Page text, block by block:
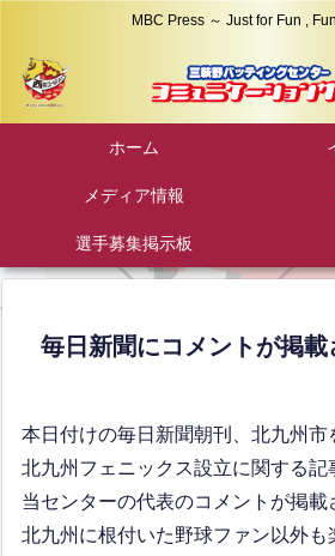
MBC Press ～ Just for Fun ,
ホーム
メディア情報
選手募集掲示板
毎日新聞にコメントが掲載
本日付けの毎日新聞朝刊、北九州市
北九州フェニックス設立に関する記
当センターの代表のコメントが掲載
北九州に根付いた野球ファン以外も